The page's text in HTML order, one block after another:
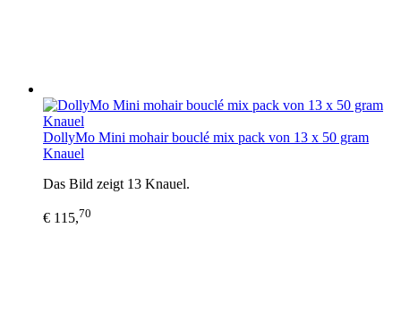
DollyMo Mini mohair bouclé mix pack von 13 x 50 gram
Knauel
Das Bild zeigt 13 Knauel.
€ 115,70